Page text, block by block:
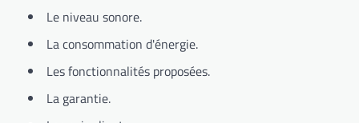
Le niveau sonore.
La consommation d'énergie.
Les fonctionnalités proposées.
La garantie.